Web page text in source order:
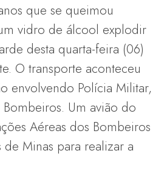
que se queimou
vidro de álcool explodir
desta quarta-feira (06)
O transporte aconteceu
envolvendo Polícia Militar,
Um avião do
Aéreas dos Bombeiros
de Minas para realizar a